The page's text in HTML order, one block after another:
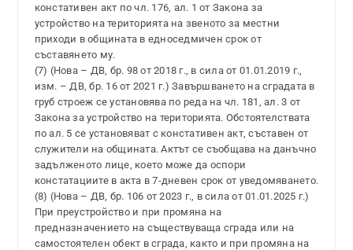
констативен акт по чл. 176, ал. 1 от Закона за
устройство на територията на звеното за местни
приходи в общината в едноседмичен срок от
съставянето му.
(7) (Нова – ДВ, бр. 98 от 2018 г., в сила от 01.01.2019 г.,
изм. – ДВ, бр. 16 от 2021 г.) Завършването на сградата в
груб строеж се установява по реда на чл. 181, ал. 3 от
Закона за устройство на територията. Обстоятелствата
по ал. 5 се установяват с констативен акт, съставен от
служители на общината. Актът се съобщава на данъчно
задълженото лице, което може да оспори
констатациите в акта в 7-дневен срок от уведомяването.
(8) (Нова – ДВ, бр. 106 от 2023 г., в сила от 01.01.2025 г.)
При преустройство и при промяна на
предназначението на съществуваща сграда или на
самостоятелен обект в сграда, както и при промяна на